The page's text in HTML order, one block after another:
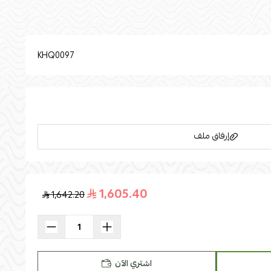
واحد. الطبعات :سادة . شكل الذراع :منحني . شكل مسند الظهر :
وسائد صغيرة: لا .النوع :كنب استرخاء قابل للضبط. الأسلوب :
تدويره, راحة عالية التنجيد قماش اسم التشكيلة كيث
KHQ0097
إرفاق ملف
1,605.40
1,642.20
اشتري الآن